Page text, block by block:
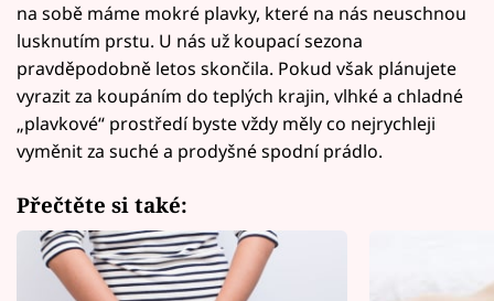
na sobě máme mokré plavky, které na nás neuschnou
lusknutím prstu. U nás už koupací sezona
pravděpodobně letos skončila. Pokud však plánujete
vyrazit za koupáním do teplých krajin, vlhké a chladné
„plavkové“ prostředí byste vždy měly co nejrychleji
vyměnit za suché a prodyšné spodní prádlo.
Přečtěte si také: